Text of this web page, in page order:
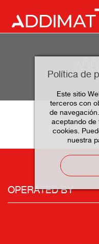
Política de
Este sitio
terceros con
de
aceptando de
cookies.
nuestra
Home
OPERATED BY